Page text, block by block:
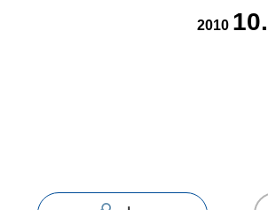
2010 10.